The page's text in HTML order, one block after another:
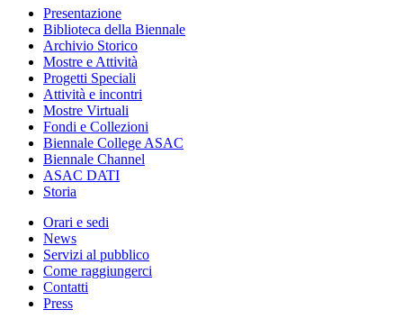
Presentazione
Biblioteca della Biennale
Archivio Storico
Mostre e Attività
Progetti Speciali
Attività e incontri
Mostre Virtuali
Fondi e Collezioni
Biennale College ASAC
Biennale Channel
ASAC DATI
Storia
Orari e sedi
News
Servizi al pubblico
Come raggiungerci
Contatti
Press